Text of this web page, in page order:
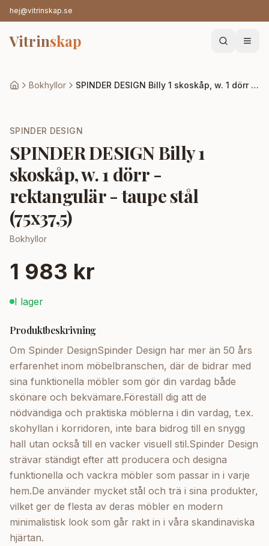
hej@vitrinskap.se
Vitrinskap
Bokhyllor SPINDER DESIGN Billy 1 skoskåp, w. 1 dörr - rektangulär - taupe stål (75x37,5)
SPINDER DESIGN
SPINDER DESIGN Billy 1
skoskåp, w. 1 dörr -
rektangulär - taupe stål
(75x37,5)
Bokhyllor
1 983 kr
I lager
Produktbeskrivning
Om Spinder DesignSpinder Design har mer än 50 års
erfarenhet inom möbelbranschen, där de bidrar med
sina funktionella möbler som gör din vardag både
skönare och bekvämare.Föreställ dig att de
nödvändiga och praktiska möblerna i din vardag, t.ex.
skohyllan i korridoren, inte bara bidrog till en snygg
hall utan också till en vacker visuell stil.Spinder Design
strävar ständigt efter att producera och designa
funktionella och vackra möbler som passar in i varje
hem.De använder mycket stål och trä i sina produkter,
vilket ger de flesta av deras möbler en modern
minimalistisk look som går rakt in i våra skandinaviska
hjärtan.